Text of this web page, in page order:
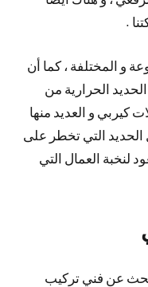
.
و المختلفة ، كما أن
الحرارية من
كيربي و العديد منها
الحديد التي تخطر على
لنخبة العمال التي
عن فني تركيب